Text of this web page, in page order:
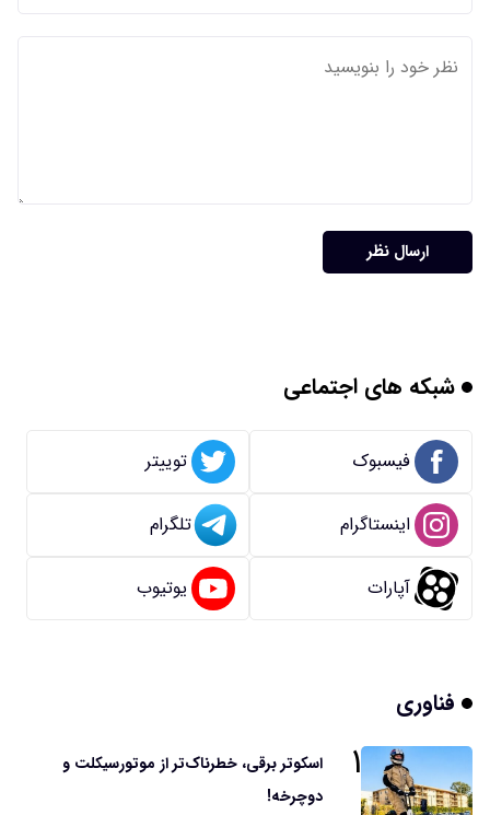
ارسال نظر
شبکه های اجتماعی
فیسبوک توییتر
اینستاگرام تلگرام
آپارات یوتیوب
فناوری
۱
اسکوتر برقی، خطرناک‌تر از موتورسیکلت و
دوچرخه!